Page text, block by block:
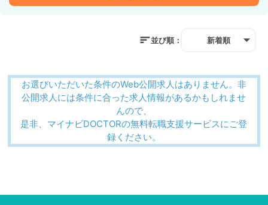
並び順： 新着順
お選びいただいた条件のWeb公開求人はありません。非
公開求人には条件に合った求人情報があるかもしれませ
んので、
是非、マイナビDOCTORの無料転職支援サービスにご登
録ください。